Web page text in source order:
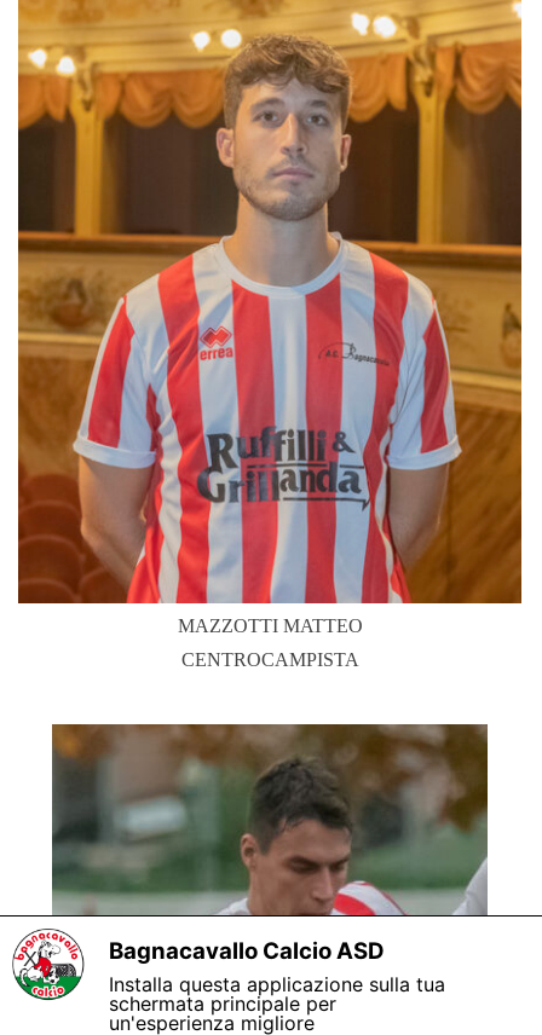
MAZZOTTI MATTEO
CENTROCAMPISTA
Bagnacavallo Calcio ASD
Installa questa applicazione sulla tua
schermata principale per
un'esperienza migliore
X